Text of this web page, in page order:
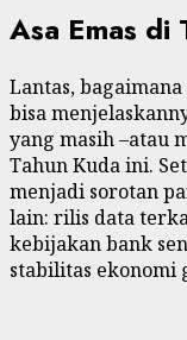
Asa Emas di
Lantas,
bisa
yang masih –atau
Tahun Kuda ini.
menjadi sorotan
lain: rilis data
kebijakan bank
stabilitas ekonomi